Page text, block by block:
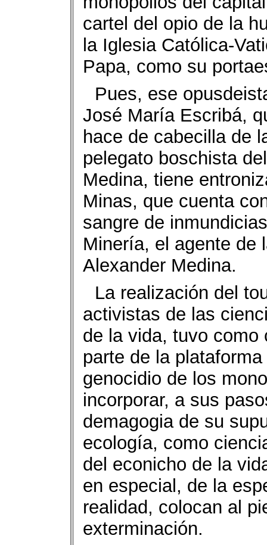
cartel del opio de la
la Iglesia Católica-
Papa, como su
Pues, ese
José María Escribá,
hace de cabecilla de
pelegato boschista
Medina, tiene
Minas, que cuenta
sangre de
Minería, el agente de
Alexander Medina.
La realización del
activistas de las
de la vida, tuvo como
parte de la
genocidio de los
incorporar, a sus
demagogia de su
ecología, como
del econicho de la
en especial, de la
realidad, colocan al
exterminación.